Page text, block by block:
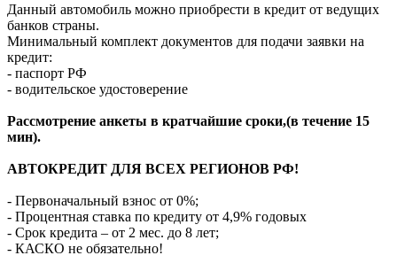
Данный автомобиль можно приобрести в кредит от ведущих
банков страны.
Минимальный комплект документов для подачи заявки на
кредит:
- паспорт РФ
- водительское удостоверение
Рассмотрение анкеты в кратчайшие сроки,(в течение 15
мин).
АВТОКРЕДИТ ДЛЯ ВСЕХ РЕГИОНОВ РФ!
- Первоначальный взнос от 0%;
- Процентная ставка по кредиту от 4,9% годовых
- Срок кредита – от 2 мес. до 8 лет;
- КАСКО не обязательно!